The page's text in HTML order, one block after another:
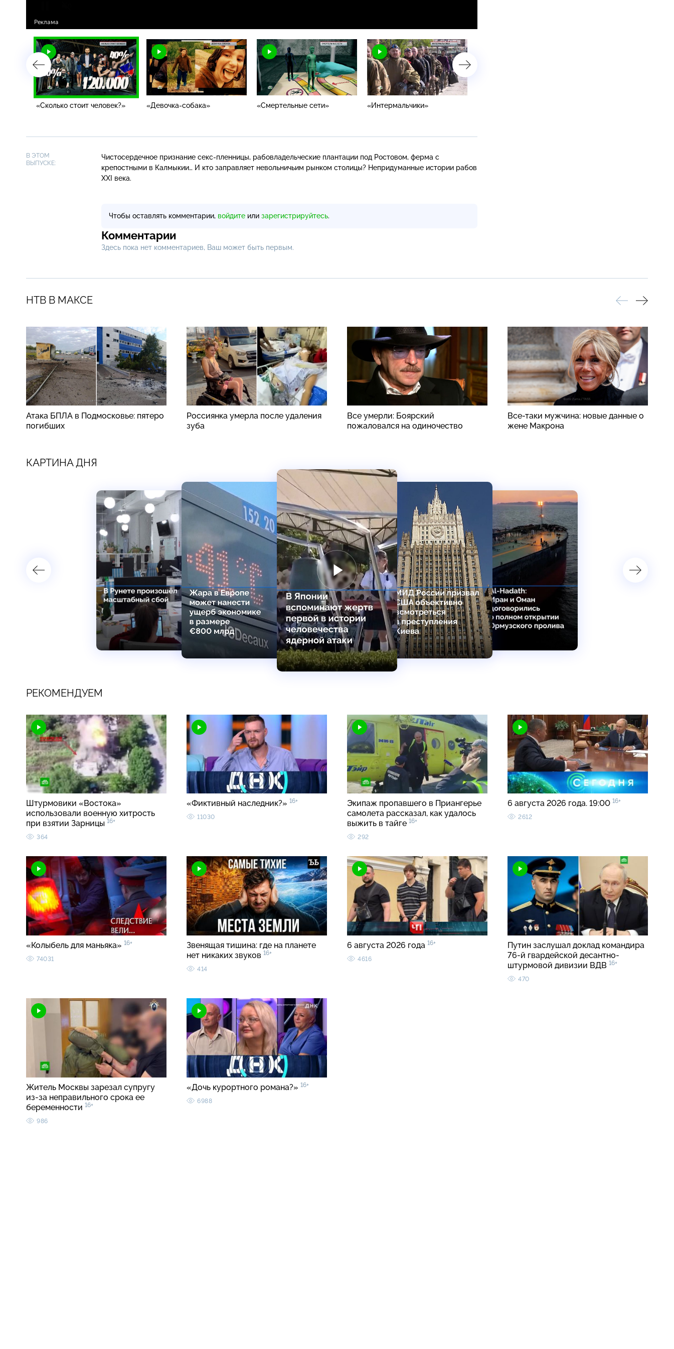
«Сколько стоит человек?» «Девочка-собака» «Смертельные сети» «Интермальчики»
В ЭТОМ
ВЫПУСКЕ:
Чистосердечное признание секс-пленницы, рабовладельческие плантации под Ростовом, ферма с
крепостными в Калмыкии… И кто заправляет невольничьим рынком столицы? Непридуманные истории рабов
XXI века.
Чтобы оставлять комментарии, войдите или зарегистрируйтесь.
Комментарии
Здесь пока нет комментариев, Ваш может быть первым.
НТВ В МАКСЕ
Атака БПЛА в Подмосковье: пятеро
погибших
Россиянка умерла после удаления
зуба
Все умерли: Боярский
пожаловался на одиночество
Все-таки мужчина: новые данные о
жене Макрона
КАРТИНА ДНЯ
РЕКОМЕНДУЕМ
Штурмовики «Востока»
использовали военную хитрость
при взятии Зарницы 16+
364
«Фиктивный наследник?» 16+
11030
Экипаж пропавшего в Приангерье
самолета рассказал, как удалось
выжить в тайге 16+
292
6 августа 2026 года. 19:00 16+
2612
«Колыбель для маньяка» 16+
74031
Звенящая тишина: где на планете
нет никаких звуков 16+
414
6 августа 2026 года 16+
4616
Путин заслушал доклад командира
76-й гвардейской десантно-
штурмовой дивизии ВДВ 16+
470
Житель Москвы зарезал супругу
из-за неправильного срока ее
беременности 16+
986
«Дочь курортного романа?» 16+
6988